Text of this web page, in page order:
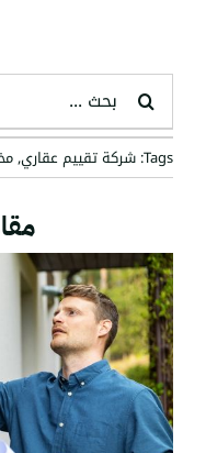
البحث
عن:
Tags: شركة تقييم عقاري,